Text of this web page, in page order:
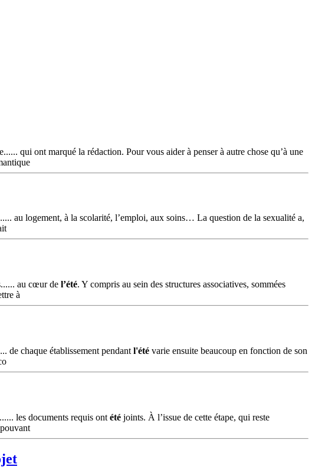
qui ont marqué la rédaction. Pour vous aider à penser à autre chose qu’à une
au logement, à la scolarité, l’emploi, aux soins… La question de la sexualité a,
au cœur de l’été. Y compris au sein des structures associatives, sommées
à
de chaque établissement pendant l'été varie ensuite beaucoup en fonction de son
les documents requis ont été joints. À l’issue de cette étape, qui reste